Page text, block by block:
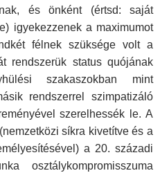
és önként (értsd: saját
igyekezzenek a maximumot
félnek szüksége volt a
rendszerük status quójának
szakaszok­ban mint
rendszerrel szimpatizáló
szerelhessék le. A
síkra kivetítve és a
a 20. századi
osztálykompromisszuma